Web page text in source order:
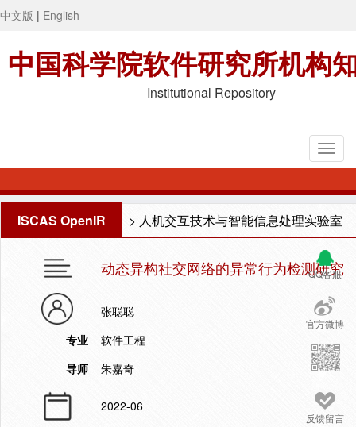
中文版 | English
中国科学院软件研究所机构
Institutional Repository
ISCAS OpenIR > 人机交互技术与智能信息处理实验室
QQ客服
官方微博
反馈留言
动态异构社交网络的异常行为检测研究
张聪聪
专业
软件工程
导师
朱嘉奇
2022-06